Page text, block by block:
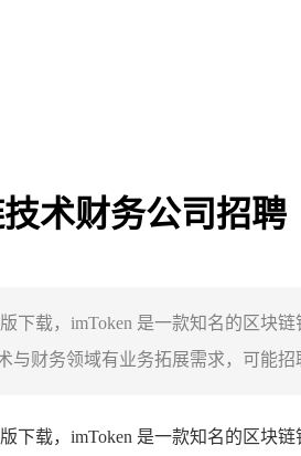
术财务公司招聘
下载，imToken 是一款知名的区
与财务领域有业务拓展需求，可能
下载，imToken 是一款知名的区块链